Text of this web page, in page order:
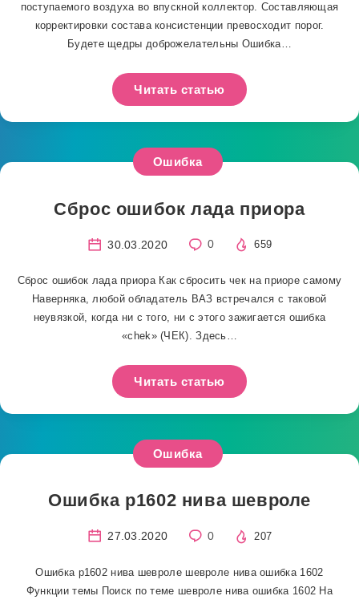
поступаемого воздуха во впускной коллектор. Составляющая
корректировки состава консистенции превосходит порог.
Будете щедры доброжелательны Ошибка…
Читать статью
Ошибка
Сброс ошибок лада приора
30.03.2020 0 659
Сброс ошибок лада приора Как сбросить чек на приоре самому
Наверняка, любой обладатель ВАЗ встречался с таковой
неувязкой, когда ни с того, ни с этого зажигается ошибка
«chek» (ЧЕК). Здесь…
Читать статью
Ошибка
Ошибка p1602 нива шевроле
27.03.2020 0 207
Ошибка p1602 нива шевроле шевроле нива ошибка 1602
Функции темы Поиск по теме шевроле нива ошибка 1602 На